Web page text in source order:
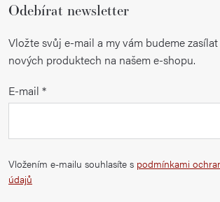
Odebírat newsletter
Vložte svůj e-mail a my vám budeme
nových produktech na našem e-shopu.
E-mail
Vložením e-mailu souhlasíte s podmínkami
údajů